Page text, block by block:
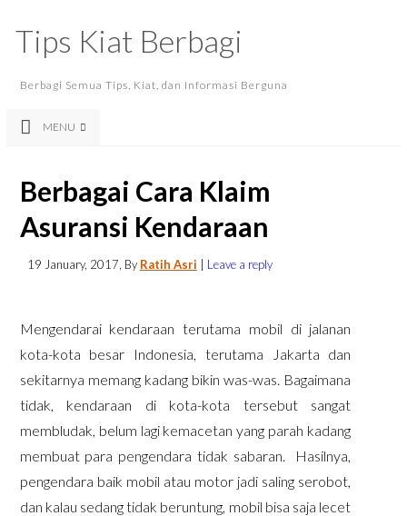
Tips Kiat Berbagi
Berbagi Semua Tips, Kiat, dan Informasi Berguna
MENU
Berbagai Cara Klaim
Asuransi Kendaraan
19 January, 2017 , By Ratih Asri Leave a reply
Mengendarai kendaraan terutama mobil di jalanan
kota-kota besar Indonesia, terutama Jakarta dan
sekitarnya memang kadang bikin was-was. Bagaimana
tidak, kendaraan di kota-kota tersebut sangat
membludak, belum lagi kemacetan yang parah kadang
membuat para pengendara tidak sabaran. Hasilnya,
pengendara baik mobil atau motor jadi saling serobot,
dan kalau sedang tidak beruntung, mobil bisa saja lecet